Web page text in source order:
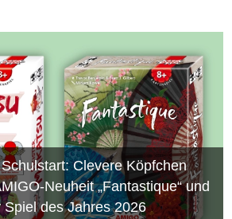
Clevere Köpfchen
Neuheit „Fantastique“ und
des Jahres 2026